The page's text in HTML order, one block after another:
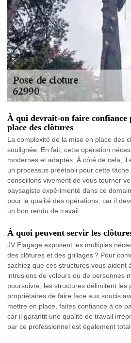
À qui devrait-on faire confiance
place des clôtures
La complexité de la mise en place des
soulignée. En fait, cette opération
modernes et adaptés. À côté de cela, il
un processus préétabli pour cette
conseillons vivement de vous tourner
paysagiste expérimenté dans ce
pour la qualité des opérations, car il
un bon rendu de travail.
À quoi peuvent servir les
JV Elagage exposent les multiples
des clôtures et des grillages ? Pour
sachiez que ces structures vous aident
intrusions de voleurs ou de personnes
poursuivre, les structures délimitent les
propriétaires de faire face aux soucis
mettre en place, faites confiance à ce
car il garantit une qualité de travail
par ce professionnel est également